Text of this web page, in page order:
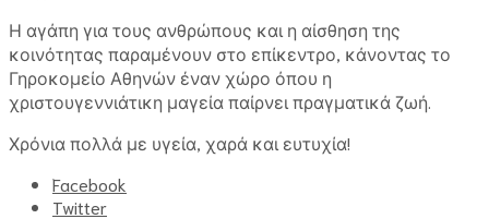
Η αγάπη για τους ανθρώπους και η αίσθηση της
κοινότητας παραμένουν στο επίκεντρο, κάνοντας το
Γηροκομείο Αθηνών έναν χώρο όπου η
χριστουγεννιάτικη μαγεία παίρνει πραγματικά ζωή.
Χρόνια πολλά με υγεία, χαρά και ευτυχία!
Facebook
Twitter